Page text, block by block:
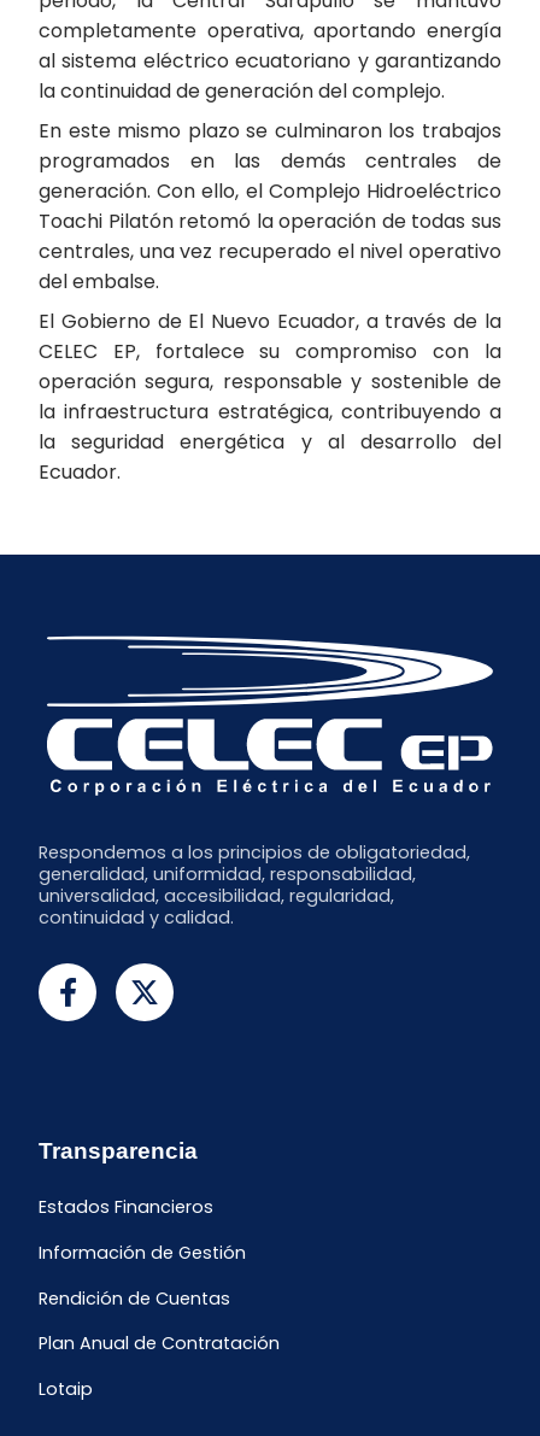
completamente operativa, aportando energía
al sistema eléctrico ecuatoriano y garantizando
la continuidad de generación del complejo.
En este mismo plazo se culminaron los trabajos
programados en las demás centrales de
generación. Con ello, el Complejo Hidroeléctrico
Toachi Pilatón retomó la operación de todas sus
centrales, una vez recuperado el nivel operativo
del embalse.
El Gobierno de El Nuevo Ecuador, a través de la
CELEC EP, fortalece su compromiso con la
operación segura, responsable y sostenible de
la infraestructura estratégica, contribuyendo a
la seguridad energética y al desarrollo del
Ecuador.
Respondemos a los principios de obligatoriedad,
generalidad, uniformidad, responsabilidad,
universalidad, accesibilidad, regularidad,
continuidad y calidad.
Transparencia
Estados Financieros
Información de Gestión
Rendición de Cuentas
Plan Anual de Contratación
Lotaip